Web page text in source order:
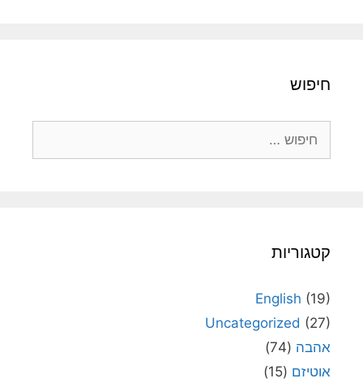
חיפוש
קטגוריות
English (19)
Uncategorized (27)
אהבה (74)
אוטיזם (15)